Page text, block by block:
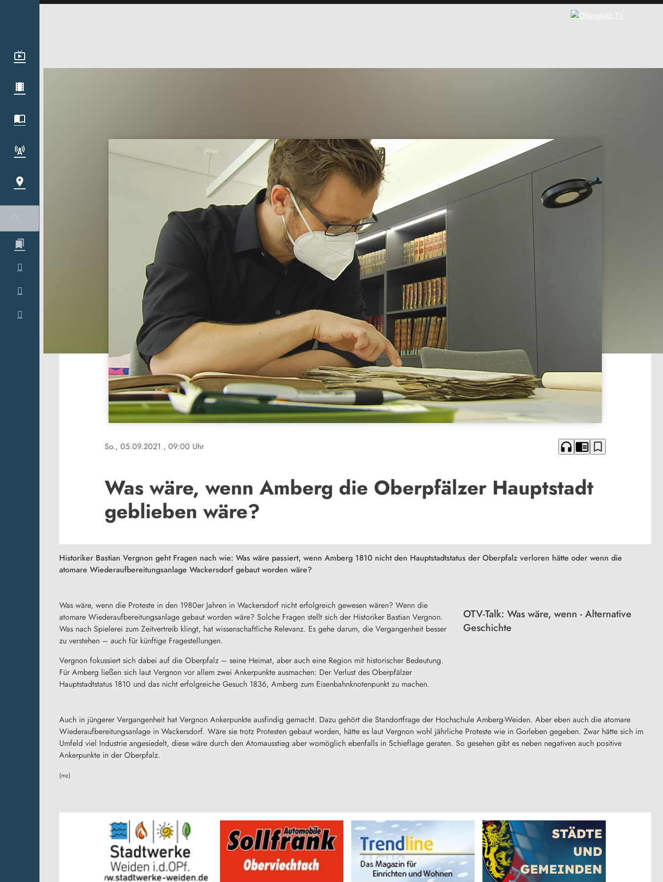
So., 05.09.2021 , 09:00 Uhr headphones chrome_reader_mode bookmark_border
Was wäre, wenn Amberg die Oberpfälzer Hauptstadt
geblieben wäre?
Historiker Bastian Vergnon geht Fragen nach wie: Was wäre passiert, wenn Amberg 1810 nicht den Hauptstadtstatus der Oberpfalz verloren hätte oder wenn die
atomare Wiederaufbereitungsanlage Wackersdorf gebaut worden wäre?
Was wäre, wenn die Proteste in den 1980er Jahren in Wackersdorf nicht erfolgreich gewesen wären? Wenn die
atomare Wiederaufbereitungsanlage gebaut worden wäre? Solche Fragen stellt sich der Historiker Bastian Vergnon.
Was nach Spielerei zum Zeitvertreib klingt, hat wissenschaftliche Relevanz. Es gehe darum, die Vergangenheit besser
zu verstehen – auch für künftige Fragestellungen.
Vergnon fokussiert sich dabei auf die Oberpfalz – seine Heimat, aber auch eine Region mit historischer Bedeutung.
Für Amberg ließen sich laut Vergnon vor allem zwei Ankerpunkte ausmachen: Der Verlust des Oberpfälzer
Hauptstadtstatus 1810 und das nicht erfolgreiche Gesuch 1836, Amberg zum Eisenbahnknotenpunkt zu machen.
OTV-Talk: Was wäre, wenn - Alternative
Geschichte
Auch in jüngerer Vergangenheit hat Vergnon Ankerpunkte ausfindig gemacht. Dazu gehört die Standortfrage der Hochschule Amberg-Weiden. Aber eben auch die atomare
Wiederaufbereitungsanlage in Wackersdorf. Wäre sie trotz Protesten gebaut worden, hätte es laut Vergnon wohl jährliche Proteste wie in Gorleben gegeben. Zwar hätte sich im
Umfeld viel Industrie angesiedelt, diese wäre durch den Atomausstieg aber womöglich ebenfalls in Schieflage geraten. So gesehen gibt es neben negativen auch positive
Ankerpunkte in der Oberpfalz.
(mz)